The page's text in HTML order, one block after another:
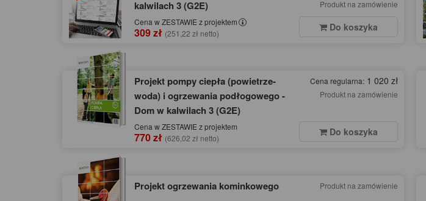
kalwilach 3 (G2E)
Cena w ZESTAWIE z projektem
309 zł (251,22 zł netto)
Produkt na zamówienie
Do koszyka
Projekt pompy ciepła (powietrze-
woda) i ogrzewania podłogowego -
Dom w kalwilach 3 (G2E)
Cena w ZESTAWIE z projektem
770 zł (626,02 zł netto)
Cena regularna: 1 020 zł
Produkt na zamówienie
Do koszyka
Projekt ogrzewania kominkowego Produkt na zamówienie